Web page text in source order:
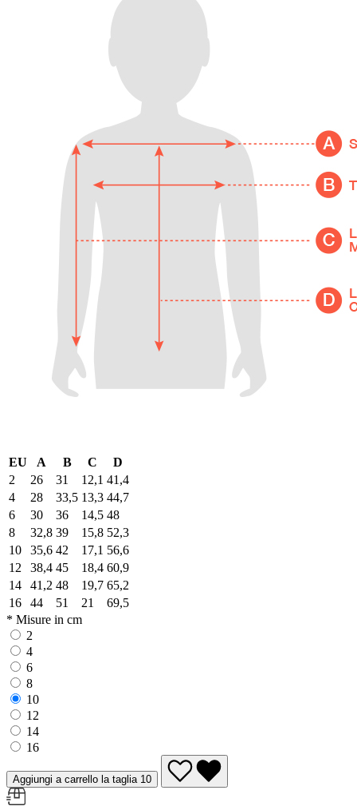
EU A B C
D
2
26 31 12,1 41,4
4
28 33,5 13,3 44,7
6
30 36 14,5 48
8
32,8 39 15,8 52,3
10
35,6 42 17,1 56,6
12
38,4 45 18,4 60,9
14
41,2 48 19,7 65,2
16
44 51 21
69,5
* Misure in cm
2
4
6
8
10
12
14
16
Aggiungi a carrello la taglia 10